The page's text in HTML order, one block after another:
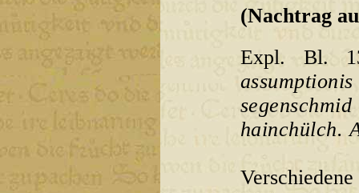
(Nachtrag
Expl. Bl.
hainchülch.